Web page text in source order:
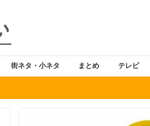
街ネタ・小ネタ まとめ テレビ